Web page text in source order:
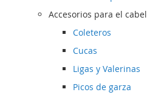
Accesorios para el
Coleteros
Cucas
Ligas y Valerinas
Picos de garza